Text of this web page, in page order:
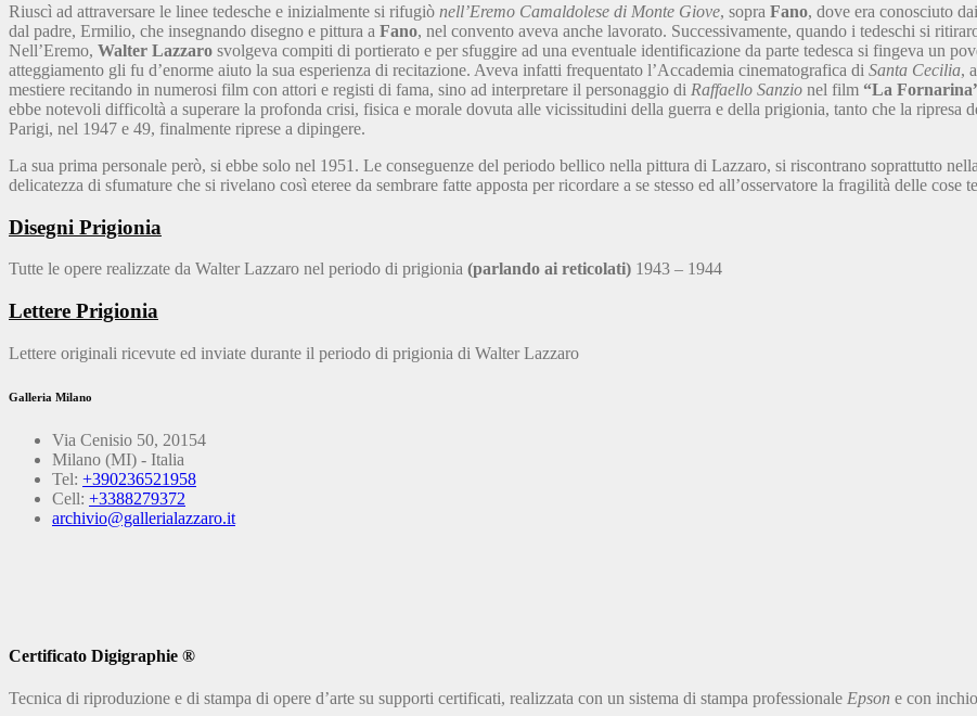
Riuscì ad attraversare le linee tedesche e inizialmente si rifugiò nell’Eremo Camaldolese di Monte Giove, sopra Fano, dove era conosciuto
dal padre, Ermilio, che insegnando disegno e pittura a Fano, nel convento aveva anche lavorato. Successivamente, quando i tedeschi si
Nell’Eremo, Walter Lazzaro svolgeva compiti di portierato e per sfuggire ad una eventuale identificazione da parte tedesca si fingeva un
atteggiamento gli fu d’enorme aiuto la sua esperienza di recitazione. Aveva infatti frequentato l’Accademia cinematografica di Santa Cecilia, a
mestiere recitando in numerosi film con attori e registi di fama, sino ad interpretare il personaggio di Raffaello Sanzio nel film “La
ebbe notevoli difficoltà a superare la profonda crisi, fisica e morale dovuta alle vicissitudini della guerra e della prigionia, tanto che la ripresa
Parigi, nel 1947 e 49, finalmente riprese a dipingere.
La sua prima personale però, si ebbe solo nel 1951. Le conseguenze del periodo bellico nella pittura di Lazzaro, si riscontrano soprattutto
delicatezza di sfumature che si rivelano così eteree da sembrare fatte apposta per ricordare a se stesso ed all’osservatore la fragilità delle cose
Disegni Prigionia
Tutte le opere realizzate da Walter Lazzaro nel periodo di prigionia (parlando ai reticolati) 1943 – 1944
Lettere Prigionia
Lettere originali ricevute ed inviate durante il periodo di prigionia di Walter Lazzaro
Galleria Milano
Via Cenisio 50, 20154
Milano (MI) - Italia
Tel: +390236521958
Cell: +3388279372
archivio@gallerialazzaro.it
Certificato Digigraphie ®
Tecnica di riproduzione e di stampa di opere d’arte su supporti certificati, realizzata con un sistema di stampa professionale Epson e con